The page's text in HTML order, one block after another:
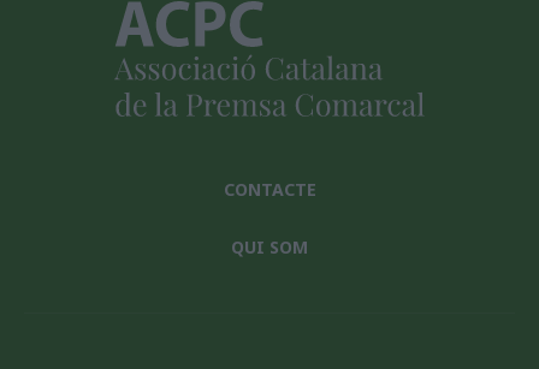
CONTACTE
QUI SOM